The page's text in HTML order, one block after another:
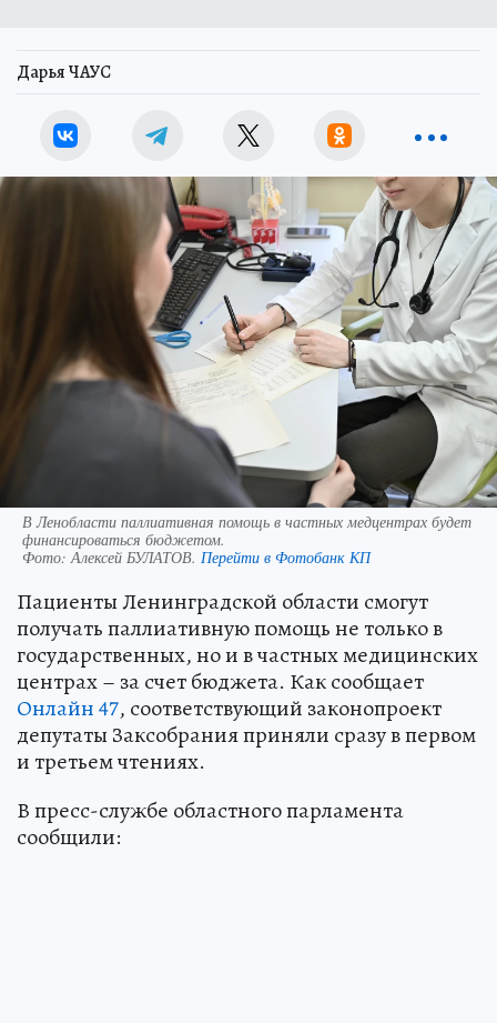
Дарья ЧАУС
В Ленобласти паллиативная помощь в частных медцентрах будет
финансироваться бюджетом.
Фото:Алексей БУЛАТОВ. Перейти в Фотобанк КП
Пациенты Ленинградской области смогут
получать паллиативную помощь не только в
государственных, но и в частных медицинских
центрах – за счет бюджета. Как сообщает
Онлайн 47, соответствующий законопроект
депутаты Заксобрания приняли сразу в первом
и третьем чтениях.
В пресс-службе областного парламента
сообщили: